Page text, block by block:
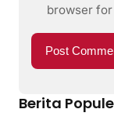
browser
Berita